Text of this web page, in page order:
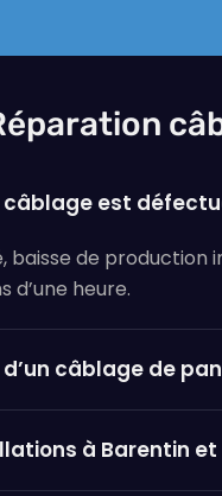
est
baisse de
d’une heure.
câblage de
à Barentin